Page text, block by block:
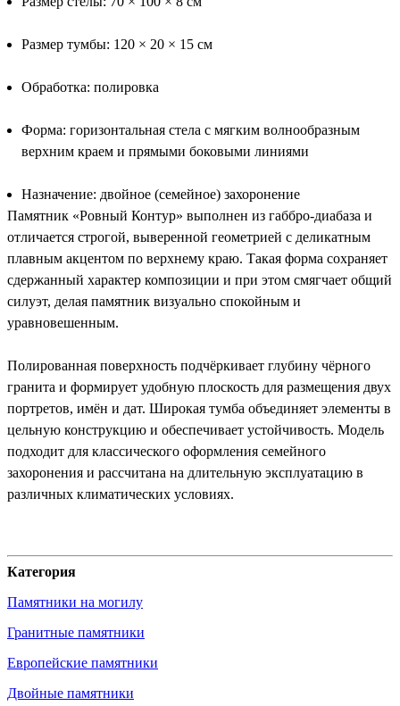
Размер тумбы: 120 × 20 × 15 см
Обработка: полировка
Форма: горизонтальная стела с мягким волнообразным
верхним краем и прямыми боковыми линиями
Назначение: двойное (семейное) захоронение
Памятник «Ровный Контур» выполнен из габбро-диабаза и
отличается строгой, выверенной геометрией с деликатным
плавным акцентом по верхнему краю. Такая форма сохраняет
сдержанный характер композиции и при этом смягчает общий
силуэт, делая памятник визуально спокойным и
уравновешенным.
Полированная поверхность подчёркивает глубину чёрного
гранита и формирует удобную плоскость для размещения двух
портретов, имён и дат. Широкая тумба объединяет элементы в
цельную конструкцию и обеспечивает устойчивость. Модель
подходит для классического оформления семейного
захоронения и рассчитана на длительную эксплуатацию в
различных климатических условиях.
Категория
Памятники на могилу
Гранитные памятники
Европейские памятники
Двойные памятники